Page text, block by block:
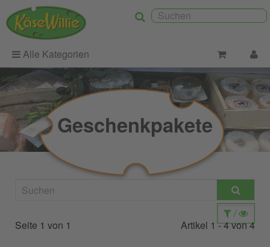
Alle Kategorien
Geschenkpakete
/
Seite 1 von 1 Artikel 1 - 4 von 4